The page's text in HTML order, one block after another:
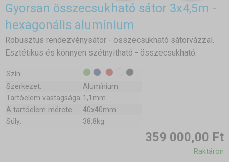
Gyorsan összecsukható sátor 3x4,5m -
hexagonális alumínium
Robusztus rendezvénysátor - összecsukható sátorvázzal.
Esztétikus és könnyen szétnyitható - összecsukható.
Szín:
Szerkezet:
Alumínium
Tartóelem vastagsága: 1,1mm
A tartóelem mérete:
40x40mm
Súly:
38,8kg
359 000,00 Ft
Raktáron